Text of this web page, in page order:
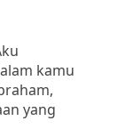
kamu
yang